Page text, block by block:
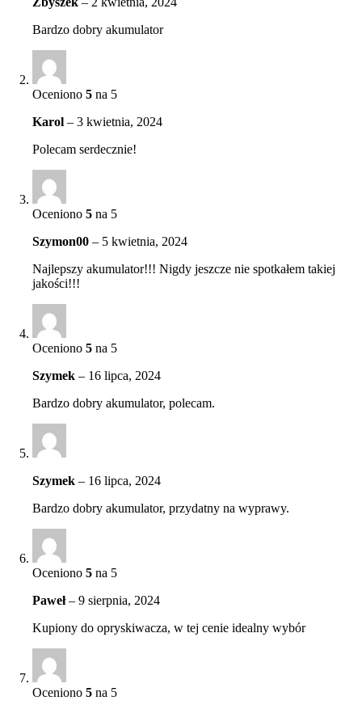
Bardzo dobry akumulator
Oceniono 5 na 5
Karol – 3 kwietnia, 2024
Polecam serdecznie!
Oceniono 5 na 5
Szymon00 – 5 kwietnia, 2024
Najlepszy akumulator!!! Nigdy jeszcze nie spotkałem takiej
jakości!!!
Oceniono 5 na 5
Szymek – 16 lipca, 2024
Bardzo dobry akumulator, polecam.
Szymek – 16 lipca, 2024
Bardzo dobry akumulator, przydatny na wyprawy.
Oceniono 5 na 5
Paweł– 9 sierpnia, 2024
Kupiony do opryskiwacza, w tej cenie idealny wybór
Oceniono 5 na 5